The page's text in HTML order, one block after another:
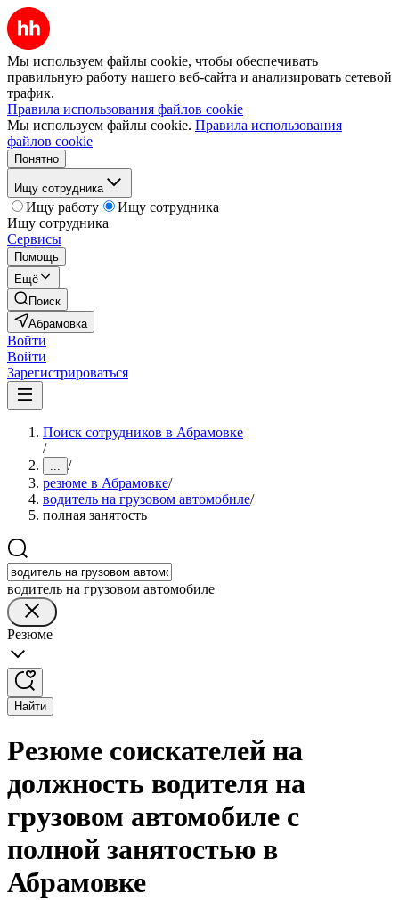
Мы используем файлы cookie, чтобы обеспечивать
правильную работу нашего веб-сайта и анализировать сетевой
трафик.
Правила использования файлов cookie
Мы используем файлы cookie. Правила использования
файлов cookie
Понятно
Ищу сотрудника
Ищу работу
Ищу сотрудника
Ищу сотрудника
Сервисы
Помощь
Ещё
Поиск
Абрамовка
Войти
Войти
Зарегистрироваться
Поиск сотрудников в Абрамовке
/
... /
резюме в Абрамовке/
водитель на грузовом автомобиле/
полная занятость
водитель на грузовом автомобиле
Резюме
Найти
Резюме соискателей на
должность водителя на
грузовом автомобиле с
полной занятостью в
Абрамовке